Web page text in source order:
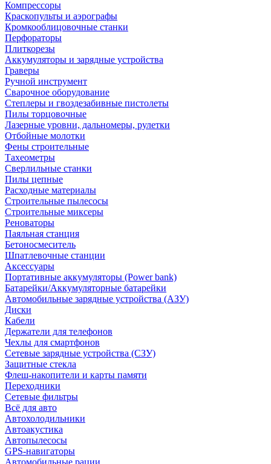
Компрессоры
Краскопульты и аэрографы
Кромкооблицовочные станки
Перфораторы
Плиткорезы
Аккумуляторы и зарядные устройства
Граверы
Ручной инструмент
Сварочное оборудование
Степлеры и гвоздезабивные пистолеты
Пилы торцовочные
Лазерные уровни, дальномеры, рулетки
Отбойные молотки
Фены строительные
Тахеометры
Сверлильные станки
Пилы цепные
Расходные материалы
Строительные пылесосы
Строительные миксеры
Реноваторы
Паяльная станция
Бетоносмеситель
Шпатлевочные станции
Аксессуары
Портативные аккумуляторы (Power bank)
Батарейки/Аккумуляторные батарейки
Автомобильные зарядные устройства (АЗУ)
Диски
Кабели
Держатели для телефонов
Чехлы для смартфонов
Сетевые зарядные устройства (СЗУ)
Защитные стекла
Флеш-накопители и карты памяти
Переходники
Сетевые фильтры
Всё для авто
Автохолодильники
Автоакустика
Автопылесосы
GPS-навигаторы
Автомобильные рации